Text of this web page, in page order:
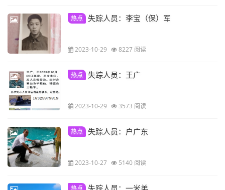
热点 失踪人员：李宝（保）军
2023-10-29 8227 阅读
热点 失踪人员：王广
2023-10-29 3573 阅读
热点 失踪人员：户广东
2023-10-27 5140 阅读
热点 失踪人员：一米弟